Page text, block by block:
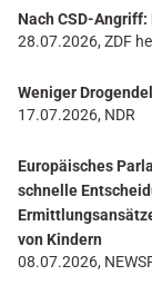
Nach CSD-
28.07.2026, ZDF
Weniger
17.07.2026, NDR
Europäisches
schnelle
von Kindern
08.07.2026,